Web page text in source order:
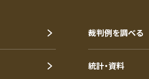
裁判例を調べる
統計・資料